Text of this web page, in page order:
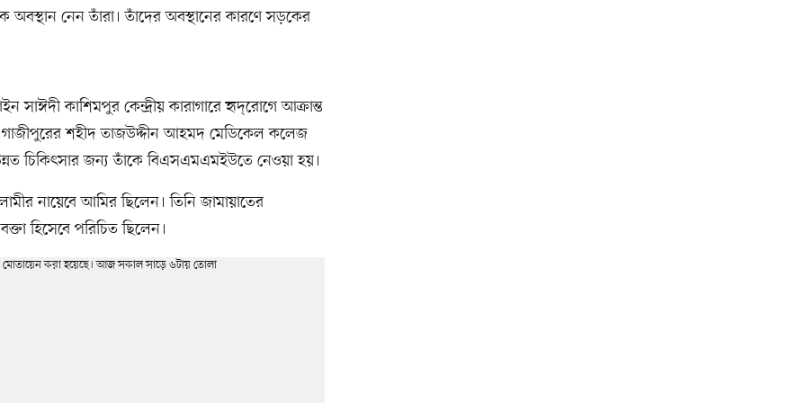
নেন তাঁরা। তাঁদের অবস্থানের কারণে সড়কের
সাঈদী কাশিমপুর কেন্দ্রীয় কারাগারে হৃদ্‌রোগে আক্রান্ত
গাজীপুরের শহীদ তাজউদ্দীন আহমদ মেডিকেল কলেজ
চিকিৎসার জন্য তাঁকে বিএসএমএমইউতে নেওয়া হয়।
নায়েবে আমির ছিলেন। তিনি জামায়াতের
হিসেবে পরিচিত ছিলেন।